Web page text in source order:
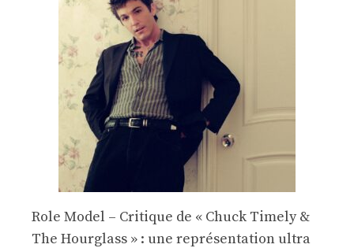
Role Model – Critique de « Chuck Timely &
The Hourglass » : une représentation ultra